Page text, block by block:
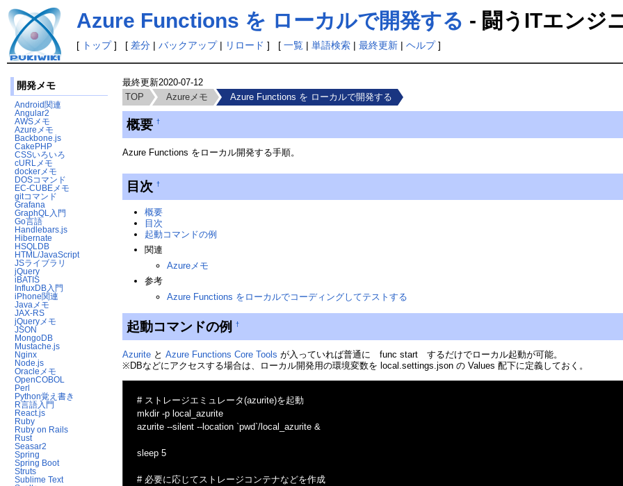
Azure Functions を ローカルで開発する - 闘うITエンジ
[ トップ] [ 差分 | バックアップ| リロード ] [ 一覧 | 単語検索 | 最終更新 | ヘルプ]
開発メモ
Android関連
Angular2
AWSメモ
Azureメモ
Backbone.js
CakePHP
CSSいろいろ
cURLメモ
dockerメモ
DOSコマンド
EC-CUBEメモ
gitコマンド
Grafana
GraphQL入門
Go言語
Handlebars.js
Hibernate
HSQLDB
HTML/JavaScript
JSライブラリ
jQuery
iBATIS
InfluxDB入門
iPhone関連
Javaメモ
JAX-RS
jQueryメモ
JSON
MongoDB
Mustache.js
Nginx
Node.js
Oracleメモ
OpenCOBOL
Perl
Python覚え書き
R言語入門
React.js
Ruby
Ruby on Rails
Rust
Seasar2
Spring
Spring Boot
Struts
Sublime Text
最終更新2020-07-12
TOP
Azureメモ Azure Functions を ローカルで開発する
概要†
Azure Functions をローカル開発する手順。
目次†
概要
目次
起動コマンドの例
関連
Azureメモ
参考
Azure Functions をローカルでコーディングしてテストする
起動コマンドの例†
Azurite とAzure Functions Core Tools が入っていれば普通に func start するだけでローカル起動が可能。
※DBなどにアクセスする場合は、ローカル開発用の環境変数を local.settings.json の Values 配下に定義しておく。
# ストレージエミュレータ(azurite)を起動
mkdir -p local_azurite
azurite --silent --location `pwd`/local_azurite &
sleep 5
# 必要に応じてストレージコンテナなどを作成